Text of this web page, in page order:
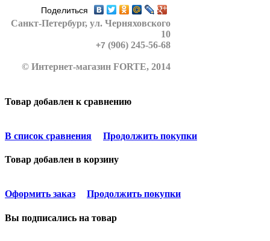
Поделиться
Санкт-Петербург, ул. Черняховского
10
+7 (906) 245-56-68
© Интернет-магазин FORTE, 2014
Товар добавлен к сравнению
В список сравнения Продолжить покупки
Товар добавлен в корзину
Оформить заказ Продолжить покупки
Вы подписались на товар